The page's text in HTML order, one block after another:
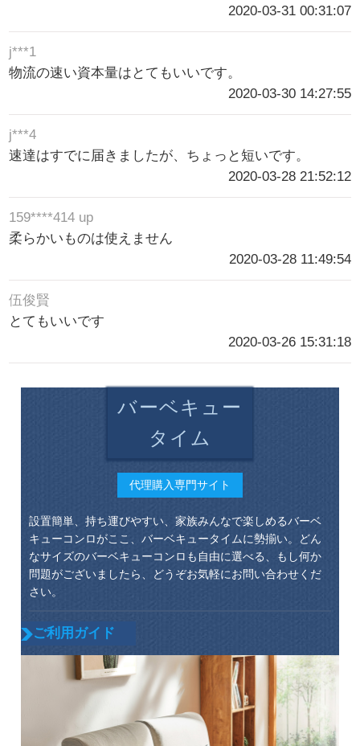
2020-03-31 00:31:07
j***1
物流の速い資本量はとてもいいです。
2020-03-30 14:27:55
j***4
速達はすでに届きましたが、ちょっと短いです。
2020-03-28 21:52:12
159****414 up
柔らかいものは使えません
2020-03-28 11:49:54
伍俊賢
とてもいいです
2020-03-26 15:31:18
バーベキュー
タイム
代理購入専門サイト
設置簡単、持ち運びやすい、家族みんなで楽しめるバーベ
キューコンロがここ、バーベキュータイムに勢揃い。どん
なサイズのバーベキューコンロも自由に選べる、もし何か
問題がございましたら、どうぞお気軽にお問い合わせくだ
さい。
ご利用ガイド